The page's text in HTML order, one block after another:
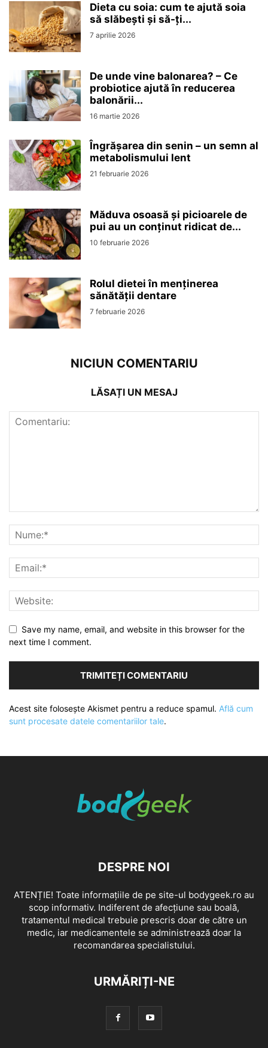
Dieta cu soia: cum te ajută soia
să slăbești și să-ți...
7 aprilie 2026
De unde vine balonarea? – Ce
probiotice ajută în reducerea
balonării...
16 martie 2026
Îngrășarea din senin – un semn al
metabolismului lent
21 februarie 2026
Măduva osoasă și picioarele de
pui au un conținut ridicat de...
10 februarie 2026
Rolul dietei în menținerea
sănătății dentare
7 februarie 2026
NICIUN COMENTARIU
LĂSAȚI UN MESAJ
Save my name, email, and website in this browser for the
next time I comment.
Acest site folosește Akismet pentru a reduce spamul. Află cum
sunt procesate datele comentariilor tale.
DESPRE NOI
ATENȚIE! Toate informațiile de pe site-ul bodygeek.ro au
scop informativ. Indiferent de afecțiune sau boală,
tratamentul medical trebuie prescris doar de către un
medic, iar medicamentele se administrează doar la
recomandarea specialistului.
URMĂRIȚI-NE